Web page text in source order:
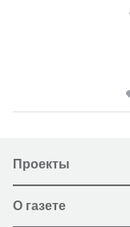
Проекты
О газете